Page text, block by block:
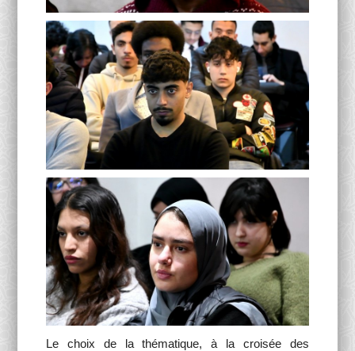
Le choix de la thématique, à la croisée des